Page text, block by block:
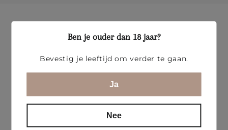
Verzending
Algemene Voorwaarden
Cookie Policy
Ben je ouder dan 18 jaar?
Bevestig je leeftijd om verder te gaan.
Ja
Nee